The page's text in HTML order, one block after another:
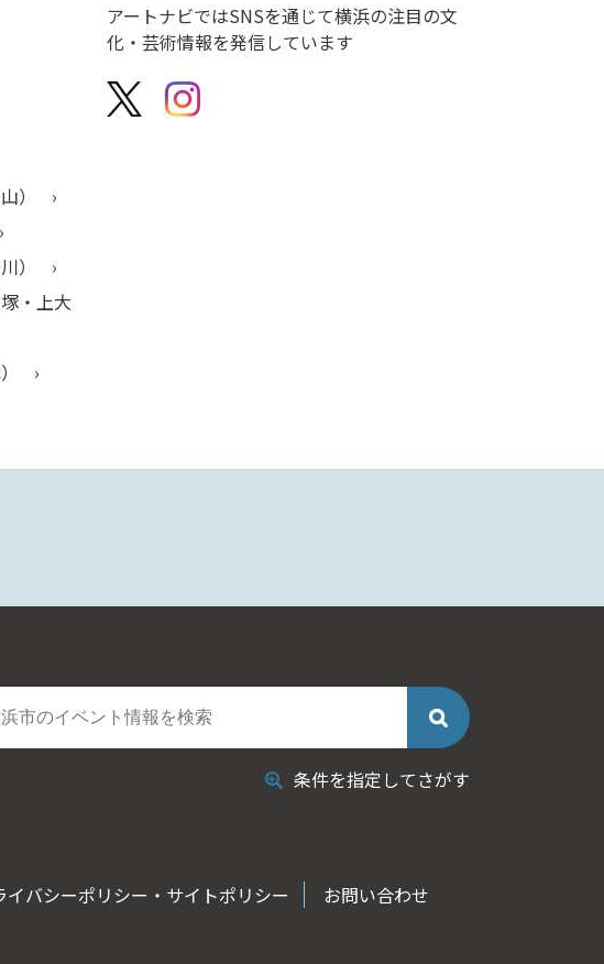
）
）
・上大
アートナビではSNSを通じて横浜の注目の文
化・芸術情報を発信しています
イバシーポリシー・サイトポリシー お問い合わせ
条件を指定してさがす